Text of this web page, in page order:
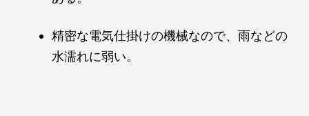
精密な電気仕掛けの機械なので、雨などの
水濡れに弱い。